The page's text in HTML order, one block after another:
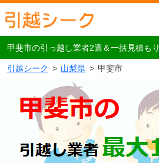
甲斐市の引っ越し業者2選＆一括見積もり
引越シーク 山梨県 甲斐市